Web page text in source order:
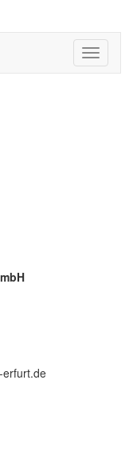
erfurt.de